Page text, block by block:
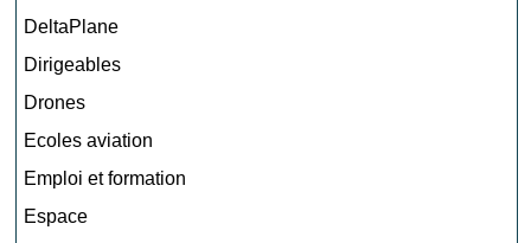
DeltaPlane
Dirigeables
Drones
Ecoles aviation
Emploi et formation
Espace